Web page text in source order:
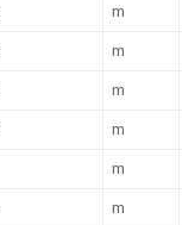
m
m
m
m
m
m